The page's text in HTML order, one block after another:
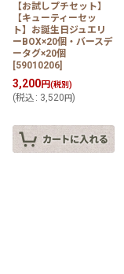
【お試しプチセット】
【キューティーセッ
ト】お誕生日ジュエリ
ーBOX×20個・バースデ
ータグ×20個
[59010206]
3,200円(税別)
(税込 : 3,520 円)